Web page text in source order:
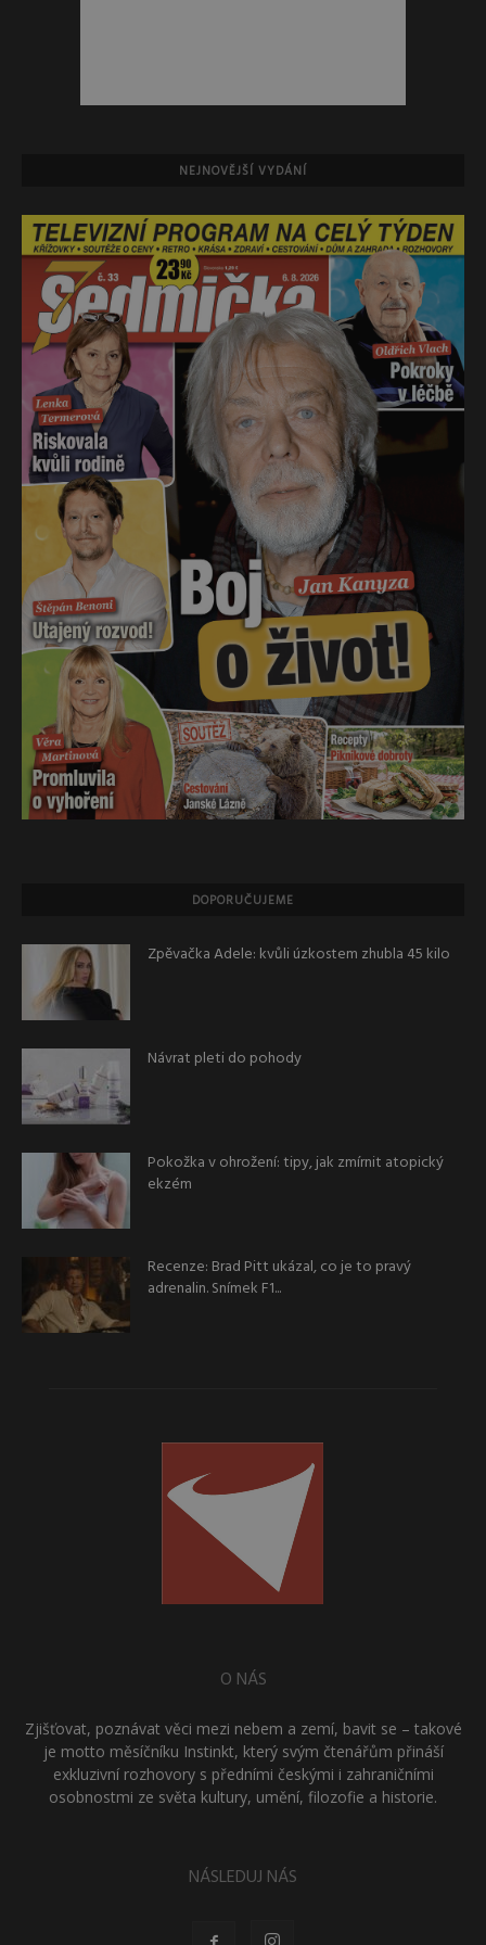
NEJNOVĚJŠÍ VYDÁNÍ
DOPORUČUJEME
Zpěvačka Adele: kvůli úzkostem zhubla 45 kilo
Návrat pleti do pohody
Pokožka v ohrožení: tipy, jak zmírnit atopický
ekzém
Recenze: Brad Pitt ukázal, co je to pravý
adrenalin. Snímek F1...
O NÁS
Zjišťovat, poznávat věci mezi nebem a zemí, bavit se – takové
je motto měsíčníku Instinkt, který svým čtenářům přináší
exkluzivní rozhovory s předními českými i zahraničními
osobnostmi ze světa kultury, umění, filozofie a historie.
NÁSLEDUJ NÁS